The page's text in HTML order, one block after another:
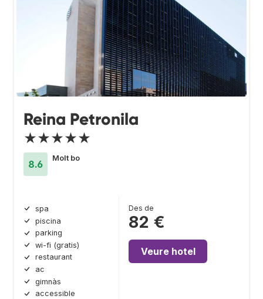
Reina Petronila
★★★★★
8.6
Molt bo
spa
piscina
parking
wi-fi (gratis)
restaurant
ac
gimnàs
accessible
Des de
82 €
Veure hotel